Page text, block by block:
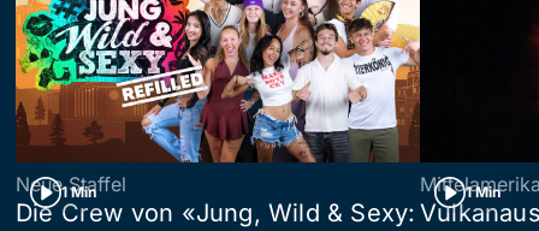
1 Min
Neue Staffel
Die Crew von «Jung, Wild & Sexy:
1 Min